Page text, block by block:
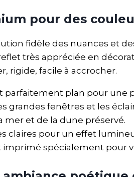
pour des
fidèle des nuances et
très appréciée en
rigide, facile à accrocher.
parfaitement plan pour une
grandes fenêtres et les
mer et de la dune préservé.
claires pour un effet
imprimé spécialement pour